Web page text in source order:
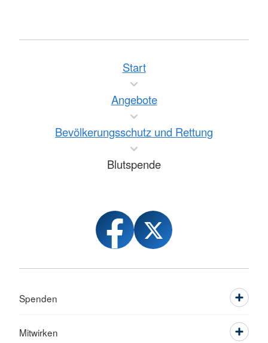
Start
Angebote
Bevölkerungsschutz und Rettung
Blutspende
Spenden
Mitwirken